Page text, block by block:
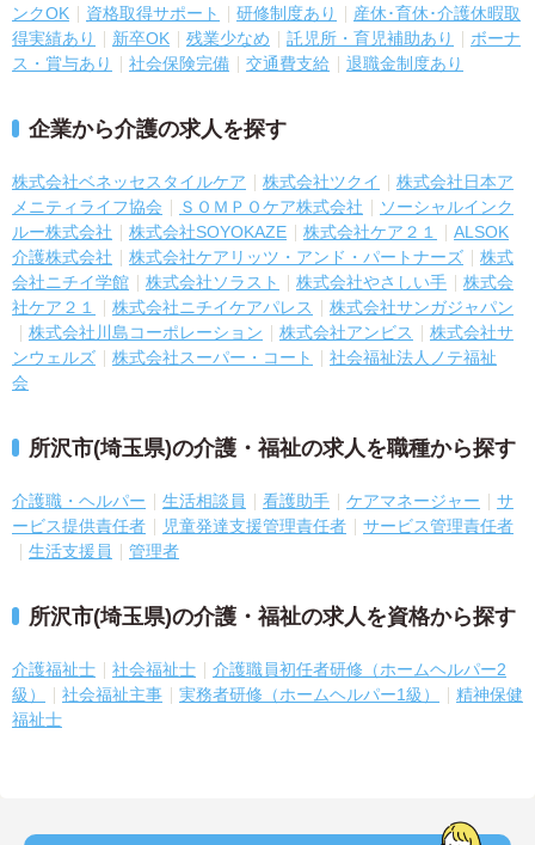
ンクOK
資格取得サポート 研修制度あり
産休･育休･介護休暇取
得実績あり
新卒OK 残業少なめ 託児所・育児補助あり
ボーナ
ス・賞与あり
社会保険完備 交通費支給 退職金制度あり
企業から介護の求人を探す
株式会社ベネッセスタイルケア 株式会社ツクイ
株式会社日本ア
メニティライフ協会
ＳＯＭＰＯケア株式会社
ソーシャルインク
ルー株式会社
株式会社SOYOKAZE 株式会社ケア２１
ALSOK
介護株式会社
株式会社ケアリッツ・アンド・パートナーズ
株式
会社ニチイ学館
株式会社ソラスト 株式会社やさしい手
株式会
社ケア２１
株式会社ニチイケアパレス
株式会社サンガジャパン
株式会社川島コーポレーション
株式会社アンビス
株式会社サ
ンウェルズ
株式会社スーパー・コート
社会福祉法人ノテ福祉
会
所沢市(埼玉県)の介護・福祉の求人を職種から探す
介護職・ヘルパー 生活相談員 看護助手 ケアマネージャー
サ
ービス提供責任者
児童発達支援管理責任者
サービス管理責任者
生活支援員
管理者
所沢市(埼玉県)の介護・福祉の求人を資格から探す
介護福祉士 社会福祉士
介護職員初任者研修（ホームヘルパー2
級）
社会福祉主事 実務者研修（ホームヘルパー1級）
精神保健
福祉士